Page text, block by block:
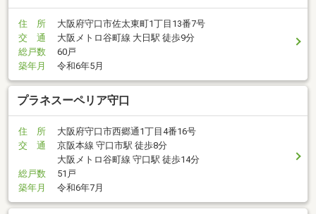
住 所
大阪府守口市佐太東町1丁目13番7号
交 通
大阪メトロ谷町線 大日駅 徒歩9分
総戸数
60戸
築年月
令和6年5月
プラネスーペリア守口
住 所
大阪府守口市西郷通1丁目4番16号
交 通
京阪本線 守口市駅 徒歩8分
大阪メトロ谷町線 守口駅 徒歩14分
総戸数
51戸
築年月
令和6年7月